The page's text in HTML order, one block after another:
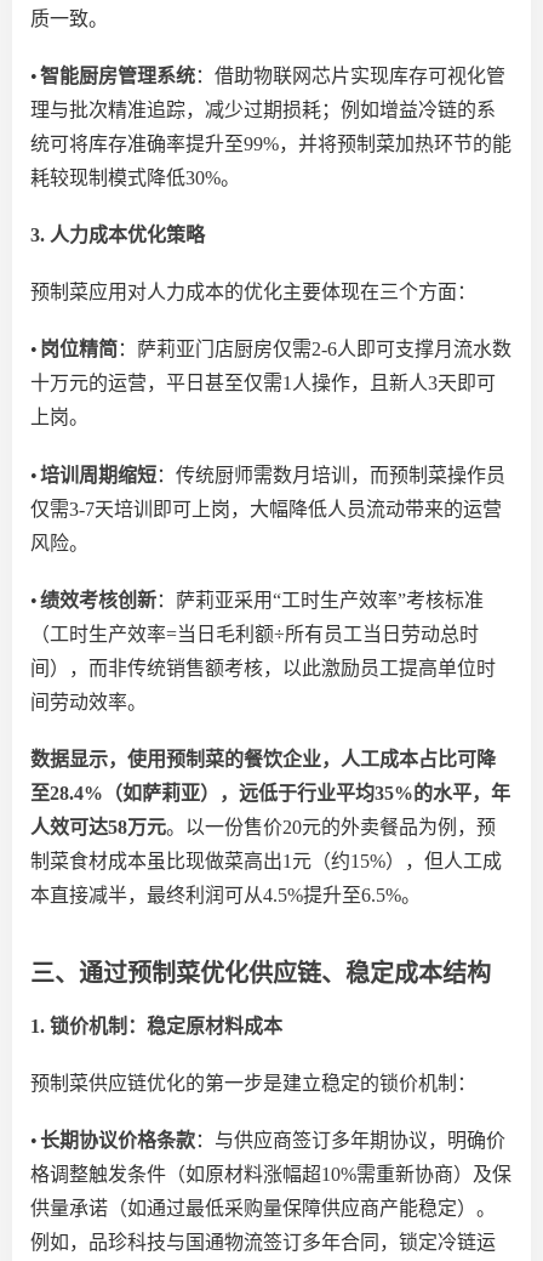
质一致。
•智能厨房管理系统：借助物联网芯片实现库存可视化管
理与批次精准追踪，减少过期损耗；例如增益冷链的系
统可将库存准确率提升至99%，并将预制菜加热环节的能
耗较现制模式降低30%。
3. 人力成本优化策略
预制菜应用对人力成本的优化主要体现在三个方面：
• 岗位精简 ：萨莉亚门店厨房仅需2-6人即可支撑月流水数
十万元的运营，平日甚至仅需1人操作，且新人3天即可
上岗。
•培训周期缩短：传统厨师需数月培训，而预制菜操作员
仅需3-7天培训即可上岗，大幅降低人员流动带来的运营
风险。
•绩效考核创新：萨莉亚采用“工时生产效率”考核标准
（工时生产效率=当日毛利额÷所有员工当日劳动总时
间），而非传统销售额考核，以此激励员工提高单位时
间劳动效率。
数据显示，使用预制菜的餐饮企业，人工成本占比可降
至28.4%（如萨莉亚），远低于行业平均35%的水平，年
人效可达58万元。以一份售价20元的外卖餐品为例，预
制菜食材成本虽比现做菜高出1元（约15%），但人工成
本直接减半，最终利润可从4.5%提升至6.5%。
三、通过预制菜优化供应链、稳定成本结构
1. 锁价机制：稳定原材料成本
预制菜供应链优化的第一步是建立稳定的锁价机制：
• 长期协议价格条款：与供应商签订多年期协议，明确价
格调整触发条件（如原材料涨幅超10%需重新协商）及保
供量承诺（如通过最低采购量保障供应商产能稳定）。
例如，品珍科技与国通物流签订多年合同，锁定冷链运